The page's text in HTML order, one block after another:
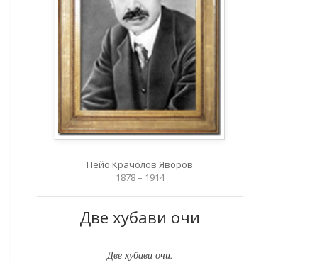
Пейо Крачолов Яворов
1878 – 1914
Две хубави очи
Две хубави очи.